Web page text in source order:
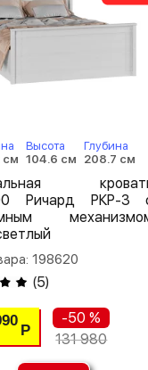
см
Высота
104.6 см
Глубина
208.7 см
Ричард РКР-3
198620
(5)
Р
-50 %
131 980